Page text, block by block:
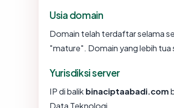
Usia domain
Domain telah terdaftar selama
"mature". Domain yang lebih
Yurisdiksi server
IP di balik binaciptaabadi.com
Data Teknologi.